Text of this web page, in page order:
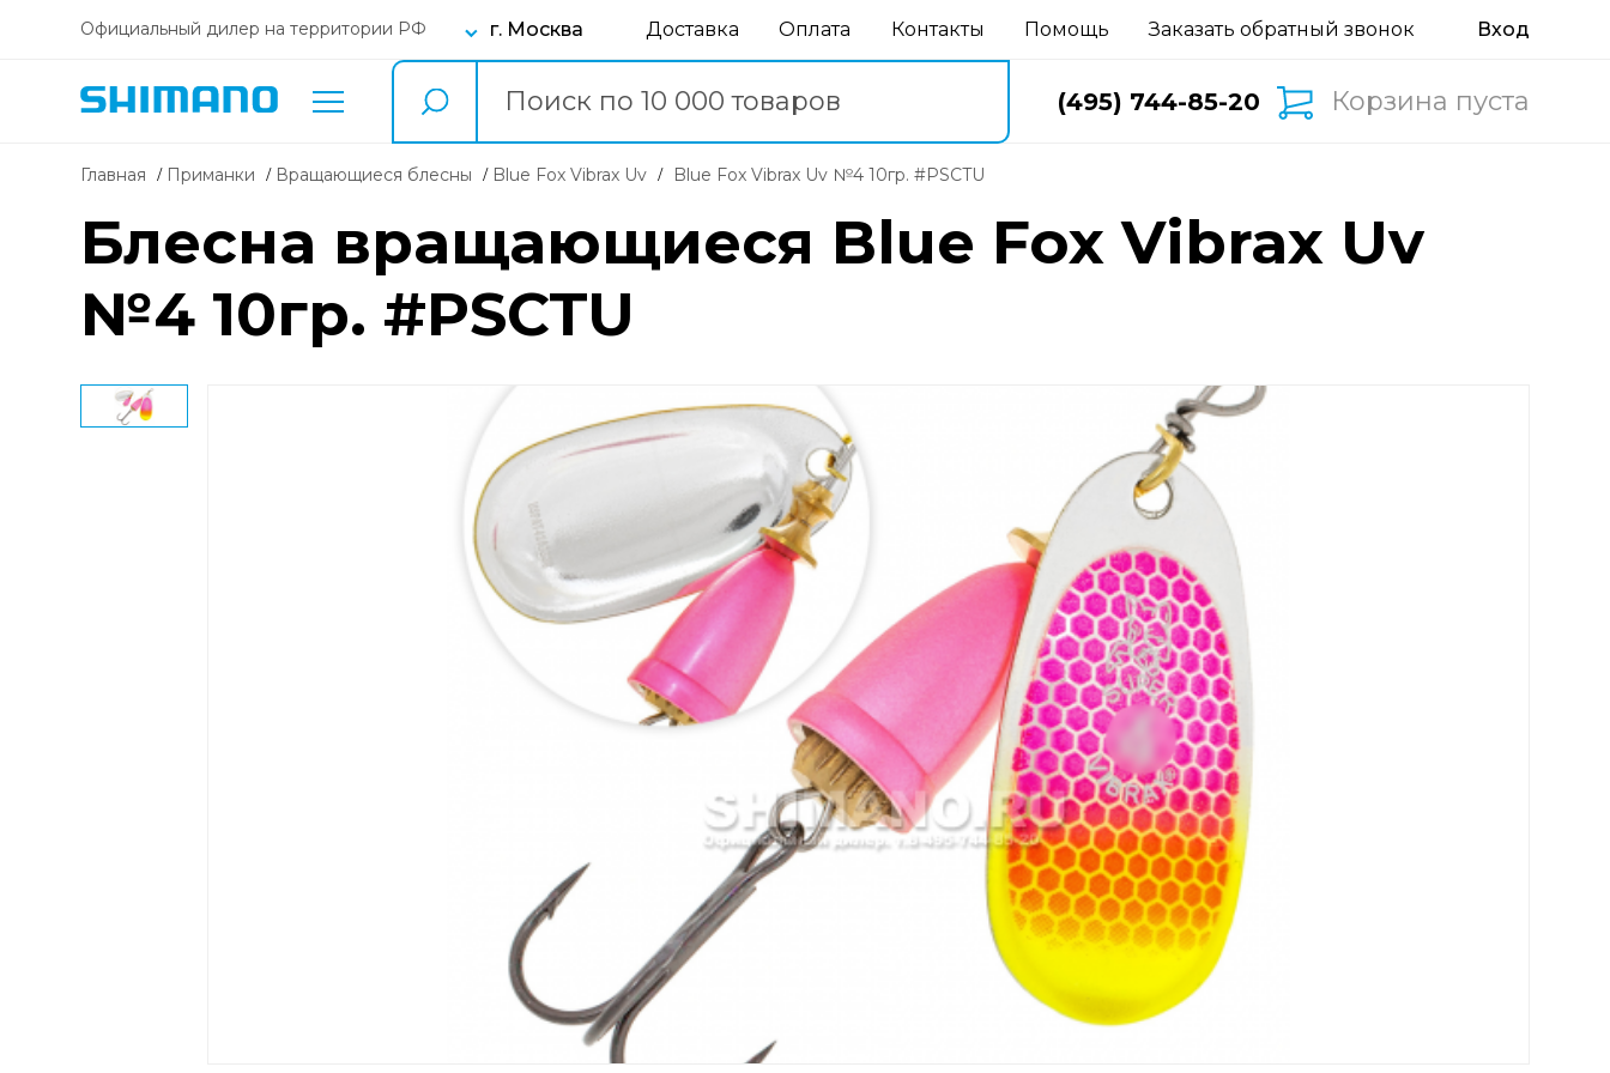
Официальный дилер на территории РФ г. Москва Доставка Оплата Контакты Помощь Заказать обратный звонок
(495) 744-85-20 Корзина пуста
Главная Приманки вращающиеся блесны Blue Fox Vibrax Uv Blue Fox Vibrax Uv №4 10гр. #PSCTU
Блесна вращающиеся Blue Fox Vibrax Uv
№4 10гр. #PSCTU